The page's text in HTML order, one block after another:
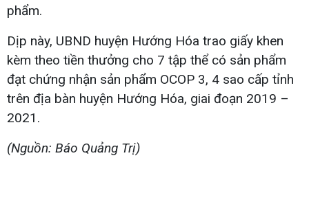
phẩm.
Dịp này, UBND huyện Hướng Hóa trao giấy khen
kèm theo tiền thưởng cho 7 tập thể có sản phẩm
đạt chứng nhận sản phẩm OCOP 3, 4 sao cấp tỉnh
trên địa bàn huyện Hướng Hóa, giai đoạn 2019 –
2021.
(Nguồn: Báo Quảng Trị)